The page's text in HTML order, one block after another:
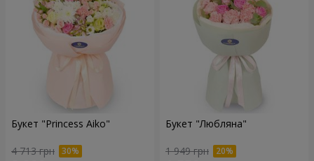
Букет "Princess Aiko"
4 713 грн
Букет "Любляна"
1 949 грн